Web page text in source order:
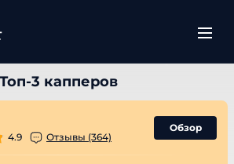
4.9 Отзывы (364)
Обзор